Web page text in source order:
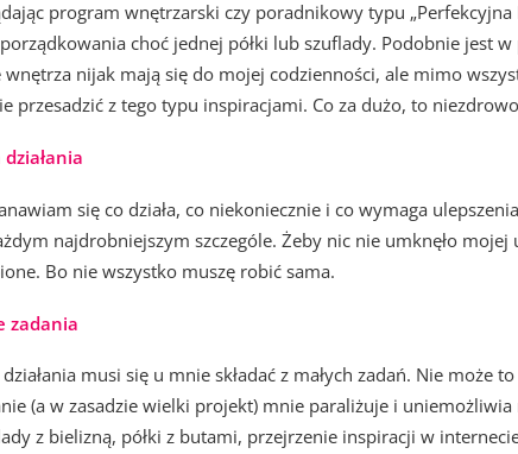
program wnętrzarski czy poradnikowy typu
choć jednej półki lub szuflady. Podobnie jest
wnętrza nijak mają się do mojej codzienności, ale mimo
przesadzić z tego typu inspiracjami. Co za dużo, to
się co działa, co niekoniecznie i co wymaga
najdrobniejszym szczególe. Żeby nic nie umknęło
Bo nie wszystko muszę robić sama.
zadania
działania musi się u mnie składać z małych zadań. Nie
(a w zasadzie wielki projekt) mnie paraliżuje i
z bielizną, półki z butami, przejrzenie inspiracji w